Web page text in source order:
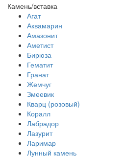
Камень/вставка
Агат
Аквамарин
Амазонит
Аметист
Бирюза
Гематит
Гранат
Жемчуг
Змеевик
Кварц (розовый)
Коралл
Лабрадор
Лазурит
Ларимар
Лунный камень